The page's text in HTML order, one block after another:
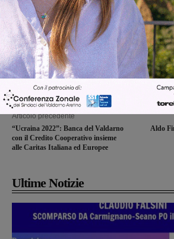
Continuano le ricerche di Miah
Prefettura: “In caso di
il 112”
Articolo precedente
“Ucraina 2022”: Banca del Valdarno
con il Credito Cooperativo insieme
alle Caritas Italiana ed Europee
Aldo
Ultime Notizie